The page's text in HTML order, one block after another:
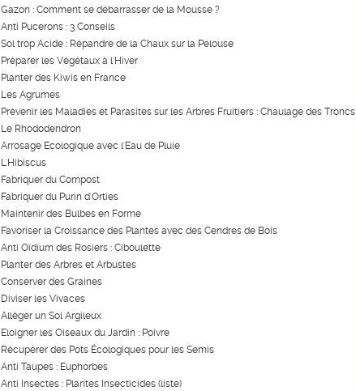
Gazon : Comment se débarrasser de la Mousse ?
Anti Pucerons : 3 Conseils
Sol trop Acide : Répandre de la Chaux sur la Pelouse
Préparer les Végétaux à l'Hiver
Planter des Kiwis en France
Les Agrumes
Prévenir les Maladies et Parasites sur les Arbres Fruitiers : Chaulage des Troncs
Le Rhododendron
Arrosage Ecologique avec l'Eau de Pluie
L'Hibiscus
Fabriquer du Compost
Fabriquer du Purin d'Orties
Maintenir des Bulbes en Forme
Favoriser la Croissance des Plantes avec des Cendres de Bois
Anti Oïdium des Rosiers : Ciboulette
Planter des Arbres et Arbustes
Conserver des Graines
Diviser les Vivaces
Alléger un Sol Argileux
Eloigner les Oiseaux du Jardin : Poivre
Récupérer des Pots Écologiques pour les Semis
Anti Taupes : Euphorbes
Anti Insectes : Plantes Insecticides (liste)